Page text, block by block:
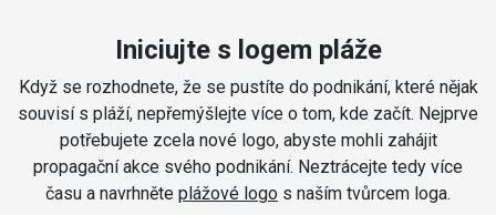
Iniciujte s logem pláže
Když se rozhodnete, že se pustíte do podnikání, které nějak
souvisí s pláží, nepřemýšlejte více o tom, kde začít. Nejprve
potřebujete zcela nové logo, abyste mohli zahájit
propagační akce svého podnikání. Neztrácejte tedy více
času a navrhněte plážové logo s naším tvůrcem loga.